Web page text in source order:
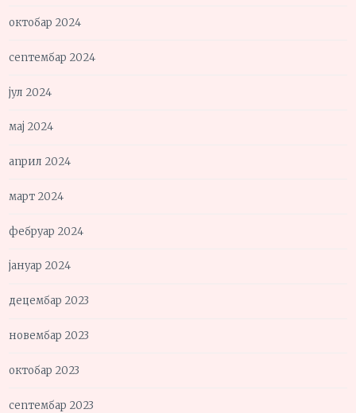
октобар 2024
септембар 2024
јул 2024
мај 2024
април 2024
март 2024
фебруар 2024
јануар 2024
децембар 2023
новембар 2023
октобар 2023
септембар 2023